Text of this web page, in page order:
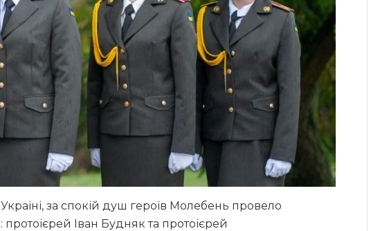
за спокій душ героїв Молебень провело
Іван Будняк та протоієрей